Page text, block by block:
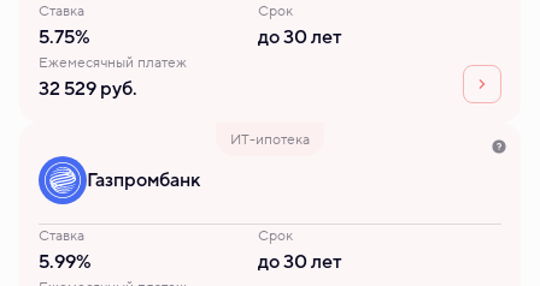
Ставка
5.75%
Срок
до 30 лет
Ежемесячный платеж
32 529 руб.
ИТ-ипотека
Газпромбанк
Ставка
5.99%
Срок
до 30 лет